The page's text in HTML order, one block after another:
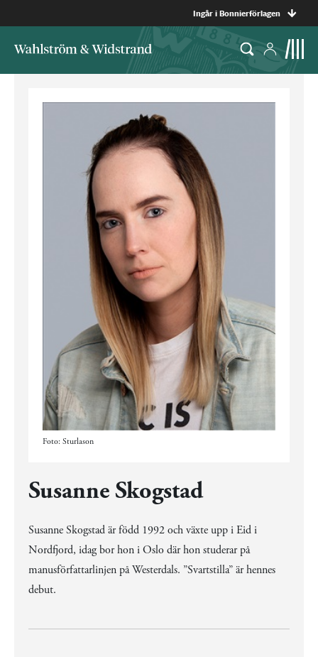
Ingår i Bonnierförlagen
Foto: Sturlason
Susanne Skogstad
Susanne Skogstad är född 1992 och växte upp i Eid i
Nordfjord, idag bor hon i Oslo där hon studerar på
manusförfattarlinjen på Westerdals. ”Svartstilla” är hennes
debut.